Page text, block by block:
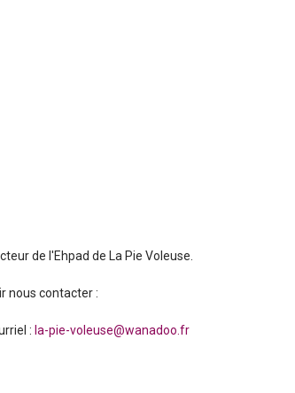
de l'Ehpad de La Pie Voleuse.
nous contacter :
: la-pie-voleuse@wanadoo.fr